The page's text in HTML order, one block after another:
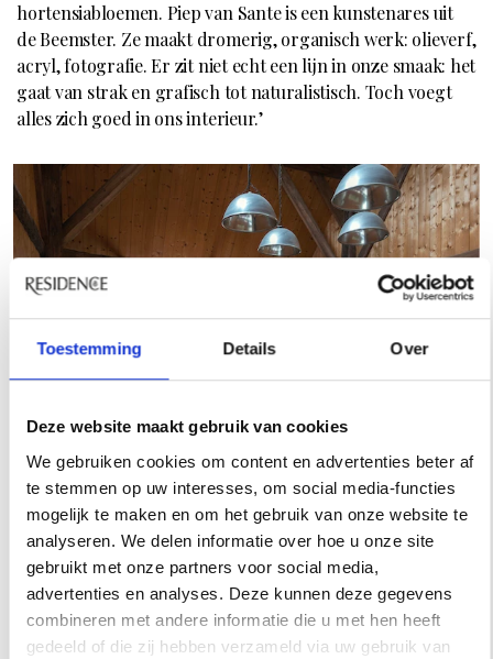
Toestemming Details Over
Deze website maakt gebruik van cookies
We gebruiken cookies om content en advertenties beter af
te stemmen op uw interesses, om social media-functies
mogelijk te maken en om het gebruik van onze website te
analyseren. We delen informatie over hoe u onze site
gebruikt met onze partners voor social media,
advertenties en analyses. Deze kunnen deze gegevens
combineren met andere informatie die u met hen heeft
gedeeld of die zij hebben verzameld via uw gebruik van
hortensiabloemen. Piep van Sante is een kunstenares uit
de Beemster. Ze maakt dromerig, organisch werk: olieverf,
acryl, fotografie. Er zit niet echt een lijn in onze smaak: het
gaat van strak en grafisch tot naturalistisch. Toch voegt
alles zich goed in ons interieur.’